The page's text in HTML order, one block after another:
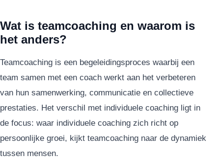
Wat is teamcoaching en waarom is
het anders?
Teamcoaching is een begeleidingsproces waarbij een
team samen met een coach werkt aan het verbeteren
van hun samenwerking, communicatie en collectieve
prestaties. Het verschil met individuele coaching ligt in
de focus: waar individuele coaching zich richt op
persoonlijke groei, kijkt teamcoaching naar de dynamiek
tussen mensen.